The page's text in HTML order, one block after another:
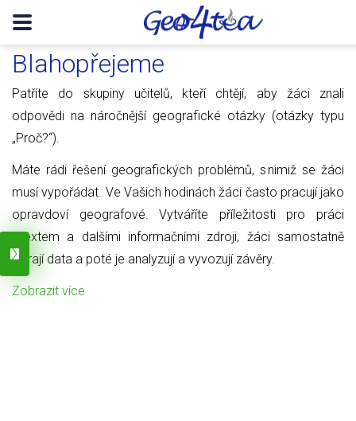
Blahopřejeme
Patříte do skupiny učitelů, kteří chtějí, aby žáci znali
odpovědi na náročnější geografické otázky (otázky typu
„Proč?“).
Máte rádi řešení geografických problémů, s nimiž se žáci
musí vypořádat. Ve Vašich hodinách žáci často pracují jako
opravdoví geografové. Vytváříte příležitosti pro práci
s textem a dalšími informačními zdroji, žáci samostatně
sbírají data a poté je analyzují a vyvozují závěry.
Zobrazit více